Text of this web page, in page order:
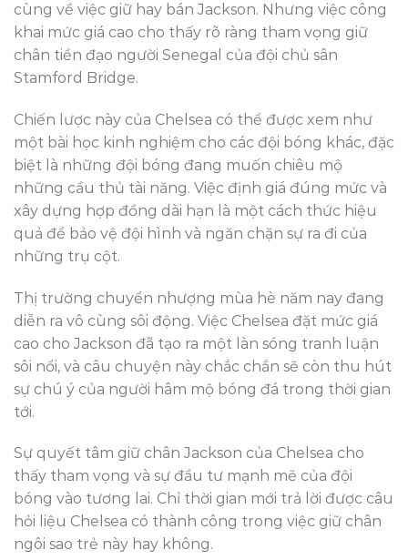
cùng về việc giữ hay bán Jackson. Nhưng việc công
khai mức giá cao cho thấy rõ ràng tham vọng giữ
chân tiền đạo người Senegal của đội chủ sân
Stamford Bridge.
Chiến lược này của Chelsea có thể được xem như
một bài học kinh nghiệm cho các đội bóng khác, đặc
biệt là những đội bóng đang muốn chiêu mộ
những cầu thủ tài năng. Việc định giá đúng mức và
xây dựng hợp đồng dài hạn là một cách thức hiệu
quả để bảo vệ đội hình và ngăn chặn sự ra đi của
những trụ cột.
Thị trường chuyển nhượng mùa hè năm nay đang
diễn ra vô cùng sôi động. Việc Chelsea đặt mức giá
cao cho Jackson đã tạo ra một làn sóng tranh luận
sôi nổi, và câu chuyện này chắc chắn sẽ còn thu hút
sự chú ý của người hâm mộ bóng đá trong thời gian
tới.
Sự quyết tâm giữ chân Jackson của Chelsea cho
thấy tham vọng và sự đầu tư mạnh mẽ của đội
bóng vào tương lai. Chỉ thời gian mới trả lời được câu
hỏi liệu Chelsea có thành công trong việc giữ chân
ngôi sao trẻ này hay không.